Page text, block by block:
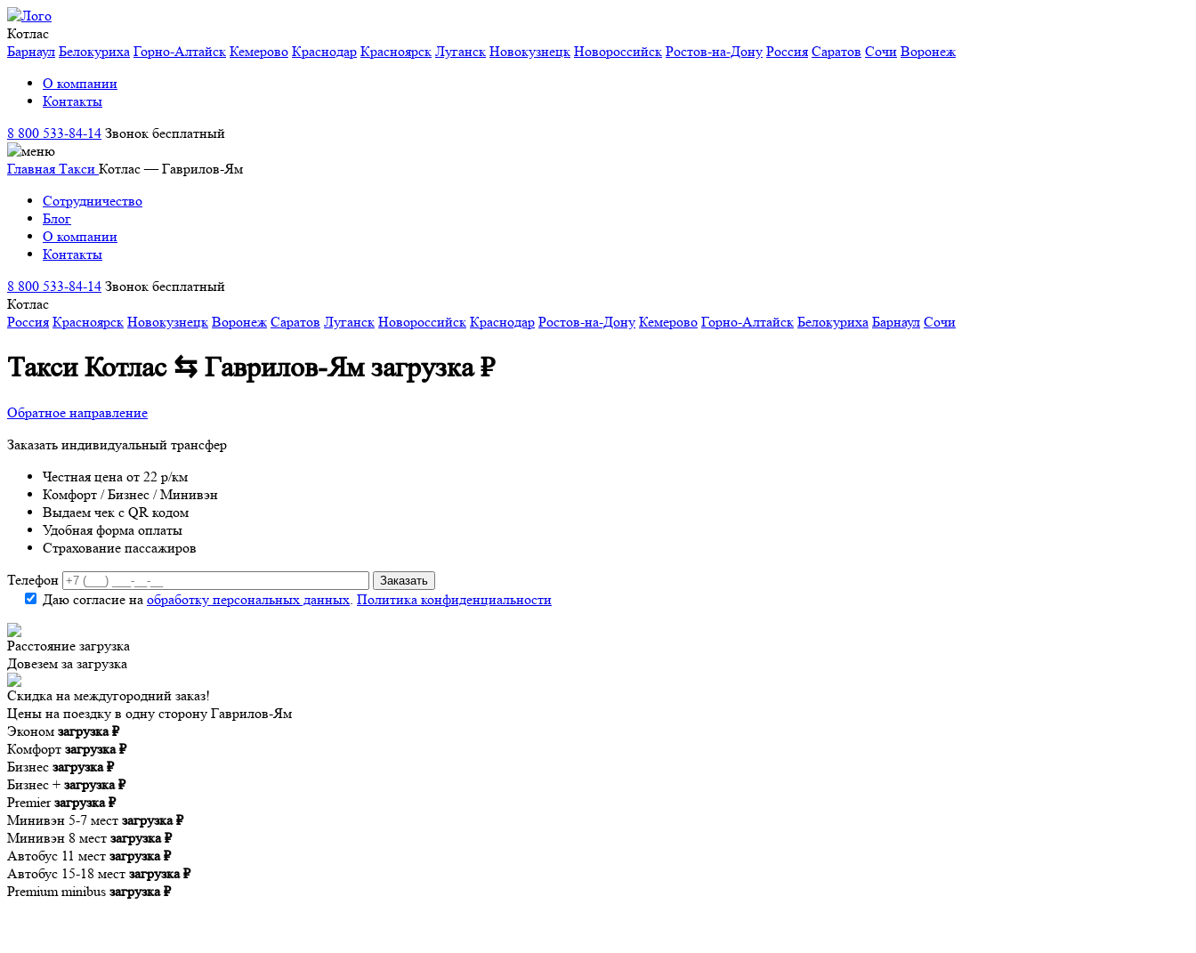
Котлас
Барнаул Белокуриха Горно-Алтайск Кемерово Краснодар Красноярск Луганск Новокузнецк Новороссийск Ростов-на-Дону Россия Саратов Сочи Воронеж
О компании
Контакты
8 800 533-84-14 Звонок бесплатный
Главная Такси Котлас — Гаврилов-Ям
Сотрудничество
Блог
О компании
Контакты
8 800 533-84-14 Звонок бесплатный
Котлас
Россия Красноярск Новокузнецк Воронеж Саратов Луганск Новороссийск Краснодар Ростов-на-Дону Кемерово Горно-Алтайск Белокуриха Барнаул Сочи
Такси Котлас ⇆ Гаврилов-Ямзагрузка₽
Обратное направление
Заказать индивидуальный трансфер
Честная цена от 22 р/км
Комфорт / Бизнес / Минивэн
Выдаем чек с QR кодом
Удобная форма оплаты
Страхование пассажиров
Телефон
Даю согласие на обработку персональных данных. Политика конфиденциальности
Расстояние загрузка
Довезем за загрузка
Скидка на междугородний заказ!
Цены на поездку в одну сторону Гаврилов-Ям
Эконом загрузка ₽
Комфорт загрузка ₽
Бизнес загрузка ₽
Бизнес + загрузка ₽
Premier загрузка ₽
Минивэн 5-7 мест загрузка ₽
Минивэн 8 мест загрузка ₽
Автобус 11 мест загрузка ₽
Автобус 15-18 мест загрузка ₽
Premium minibus загрузка ₽